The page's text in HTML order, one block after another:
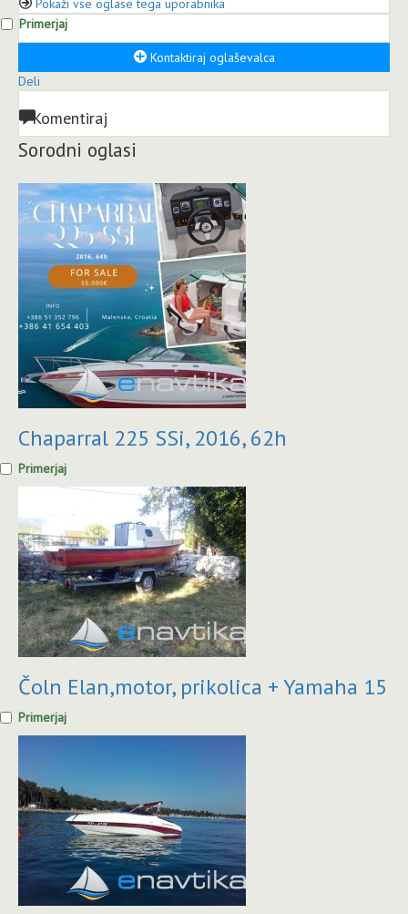
Pokaži vse oglase tega uporabnika
Primerjaj
Kontaktiraj oglaševalca
Deli
Komentiraj
Sorodni oglasi
Chaparral 225 SSi, 2016, 62h
Primerjaj
Čoln Elan,motor, prikolica + Yamaha 15
Primerjaj